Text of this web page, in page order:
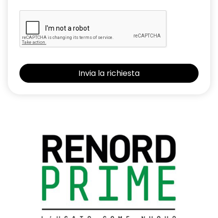
Renault MULTI-SENSE con 3 personalizzazioni di guida e
Ambient Lighting a LED
Retrovisore interno fotocromatico
temperatura, ripiegabili automaticamente alla chiusura
dell'auto
Sedili posteriori ribaltabili 1/3 - 2/3 con bracciolo centrale e 2
portabicchieri
Sellerie in misto tessuto/TEP in nero titanio
Sensore angolo morto
Sensore di pressione pneumatici